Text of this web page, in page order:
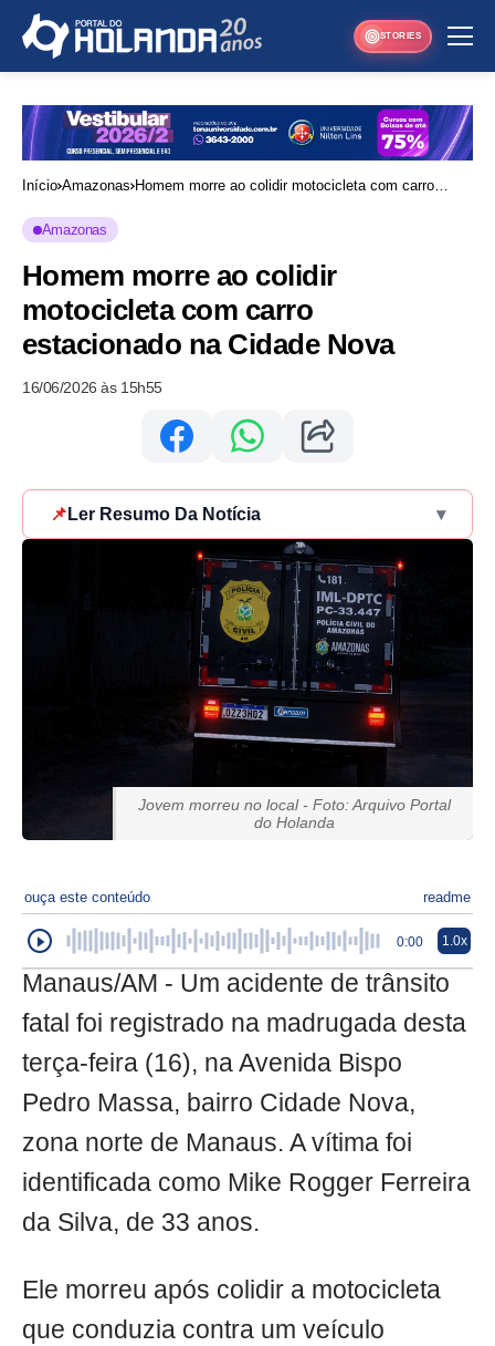
STORIES
Início Amazonas Homem morre ao colidir motocicleta com carro
Amazonas
Homem morre ao colidir
motocicleta com carro
estacionado na Cidade Nova
16/06/2026 às 15h55
📌 Ler Resumo Da Notícia ▾
Jovem morreu no local - Foto: Arquivo Portal
do Holanda
ouça este conteúdo readme
0:00 1.0x
Manaus/AM - Um acidente de trânsito
fatal foi registrado na madrugada desta
terça-feira (16), na Avenida Bispo
Pedro Massa, bairro Cidade Nova,
zona norte de Manaus. A vítima foi
identificada como Mike Rogger Ferreira
da Silva, de 33 anos.
Ele morreu após colidir a motocicleta
que conduzia contra um veículo